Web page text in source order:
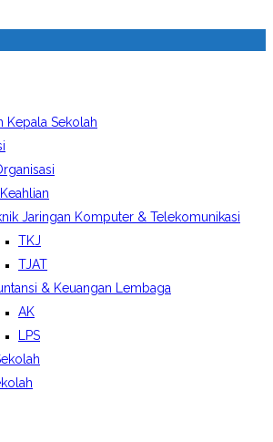
Kepala Sekolah
Jaringan Komputer & Telekomunikasi
TKJ
TJAT
& Keuangan Lembaga
AK
LPS